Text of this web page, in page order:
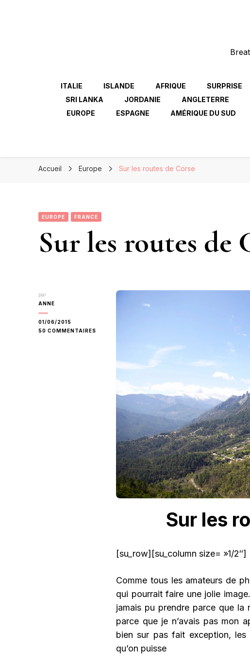
ITALIE ISLANDE AFRIQUE SURPRISE
SRI LANKA
JORDANIE ANGLETERRE
EUROPE
ESPAGNE AMÉRIQUE DU SUD
Accueil Europe Sur les routes de Corse
EUROPE FRANCE
Sur les routes de
par
ANNE
01/06/2015
50 COMMENTAIRES
Sur les
[su_row][su_column size= »1/2″]
Comme tous les amateurs de
qui pourrait faire une jolie
jamais pu prendre parce que la
parce que je n’avais pas mon
bien sur pas fait exception, les
qu’on puisse